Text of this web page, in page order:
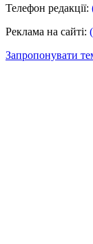
Телефон редакції:
Реклама на сайті:
Запропонувати